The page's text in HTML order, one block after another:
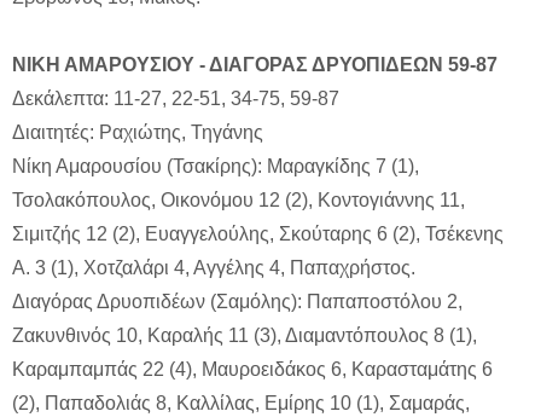
ΝΙΚΗ ΑΜΑΡΟΥΣΙΟΥ - ΔΙΑΓΟΡΑΣ ΔΡΥΟΠΙΔΕΩΝ 59-87
Δεκάλεπτα: 11-27, 22-51, 34-75, 59-87
Διαιτητές: Ραχιώτης, Τηγάνης
Νίκη Αμαρουσίου (Τσακίρης): Μαραγκίδης 7 (1),
Τσολακόπουλος, Οικονόμου 12 (2), Κοντογιάννης 11,
Σιμιτζής 12 (2), Ευαγγελούλης, Σκούταρης 6 (2), Τσέκενης
Α. 3 (1), Χοτζαλάρι 4, Αγγέλης 4, Παπαχρήστος.
Διαγόρας Δρυοπιδέων (Σαμόλης): Παπαποστόλου 2,
Ζακυνθινός 10, Καραλής 11 (3), Διαμαντόπουλος 8 (1),
Καραμπαμπάς 22 (4), Μαυροειδάκος 6, Καρασταμάτης 6
(2), Παπαδολιάς 8, Καλλίλας, Εμίρης 10 (1), Σαμαράς,